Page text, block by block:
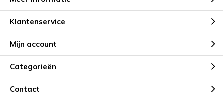
Klantenservice
Mijn account
Categorieën
Contact